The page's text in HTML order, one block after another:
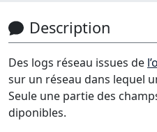
Description
Des logs réseau issues de
sur un réseau dans lequel
Seule une partie des
diponibles.